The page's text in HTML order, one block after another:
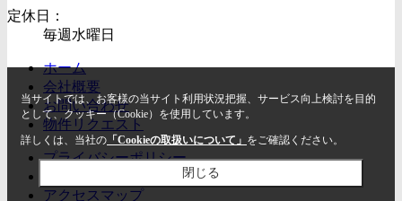
定休日：
毎週水曜日
ホーム
会社概要
お問い合わせ
物件リクエスト
プライバシーポリシー
アクセスマップ
当サイトでは、お客様の当サイト利用状況把握、サービス向上検討を目的
として、クッキー（Cookie）を使用しています。
詳しくは、当社の 「Cookieの取扱いについて」 をご確認ください。
閉じる